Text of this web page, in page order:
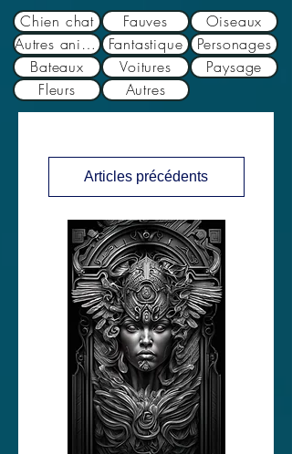
Chien chat Fauves
Oiseaux
Autres animaux
Fantastique
Personages
Bateaux
Voitures
Paysage
Fleurs
Autres
Articles précédents